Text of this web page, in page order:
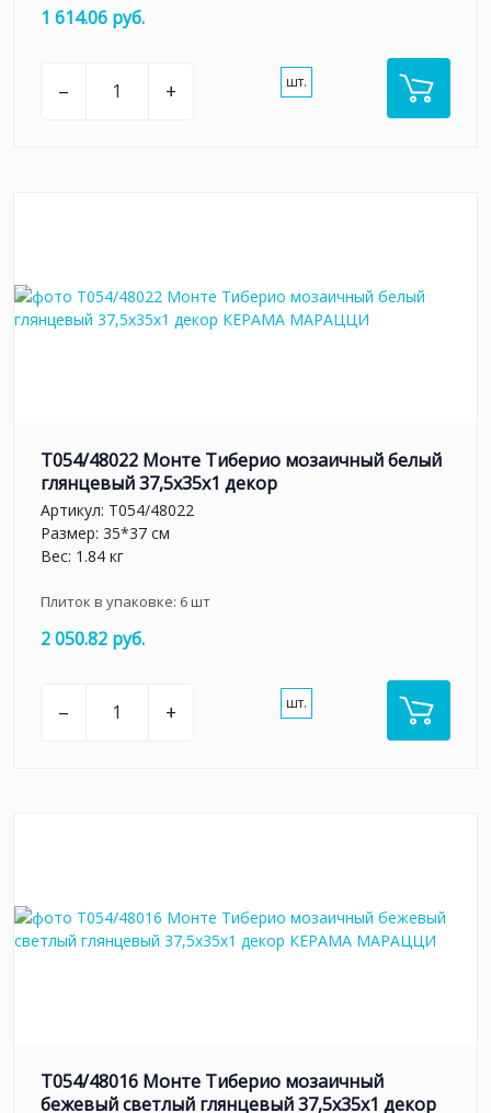
1 614.06 руб.
– + шт.
T054/48022 Монте Тиберио мозаичный белый
глянцевый 37,5x35x1 декор
Артикул: T054/48022
Размер: 35*37 см
Вес: 1.84 кг
Плиток в упаковке: 6шт
2 050.82 руб.
– + шт.
T054/48016 Монте Тиберио мозаичный
бежевый светлый глянцевый 37,5x35x1 декор